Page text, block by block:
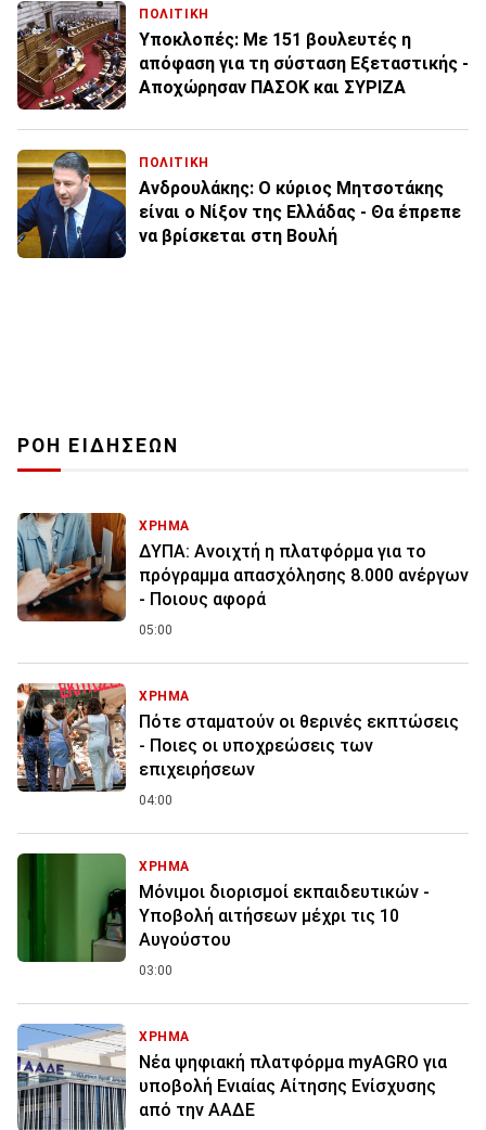
ΠΟΛΙΤΙΚΗ
Υποκλοπές: Με 151 βουλευτές η
απόφαση για τη σύσταση Εξεταστικής -
Αποχώρησαν ΠΑΣΟΚ και ΣΥΡΙΖΑ
ΠΟΛΙΤΙΚΗ
Ανδρουλάκης: Ο κύριος Μητσοτάκης
είναι ο Νίξον της Ελλάδας - Θα έπρεπε
να βρίσκεται στη Βουλή
ΡΟΗ ΕΙΔΗΣΕΩΝ
ΧΡΗΜΑ
ΔΥΠΑ: Ανοιχτή η πλατφόρμα για το
πρόγραμμα απασχόλησης 8.000 ανέργων
- Ποιους αφορά
05:00
ΧΡΗΜΑ
Πότε σταματούν οι θερινές εκπτώσεις
- Ποιες οι υποχρεώσεις των
επιχειρήσεων
04:00
ΧΡΗΜΑ
Μόνιμοι διορισμοί εκπαιδευτικών -
Υποβολή αιτήσεων μέχρι τις 10
Αυγούστου
03:00
ΧΡΗΜΑ
Νέα ψηφιακή πλατφόρμα myAGRO για
υποβολή Ενιαίας Αίτησης Ενίσχυσης
από την ΑΑΔΕ